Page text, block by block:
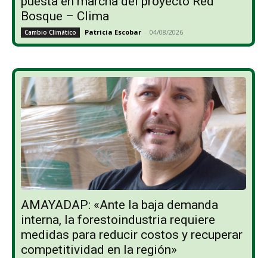
Bosque – Clima
Cambio Climático Patricia Escobar - 04/08/2026
AMAYADAP: «Ante la baja demanda
interna, la forestoindustria requiere
medidas para reducir costos y recuperar
competitividad en la región»